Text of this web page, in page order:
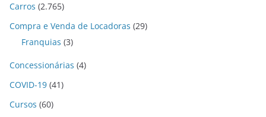
Carros (2.765)
Compra e Venda de Locadoras (29)
Franquias (3)
Concessionárias (4)
COVID-19 (41)
Cursos (60)